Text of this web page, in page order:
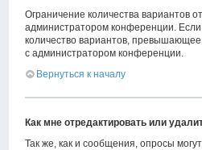
Ограничение количества вариантов
администратором конференции.
количество вариантов, превышающее
с администратором конференции.
Вернуться к началу
Как мне отредактировать или
Так же, как и сообщения, опросы